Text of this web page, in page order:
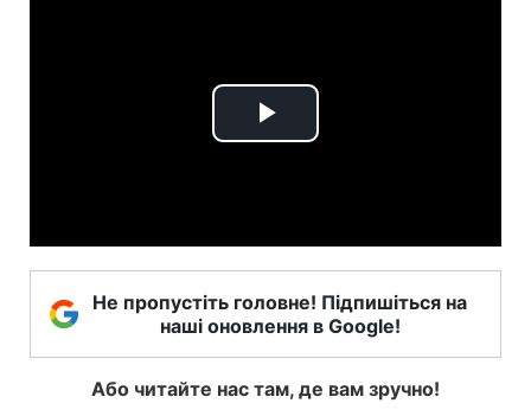
Play
Не пропустіть головне! Підпишіться на
наші оновлення в Google!
Або читайте нас там, де вам зручно!